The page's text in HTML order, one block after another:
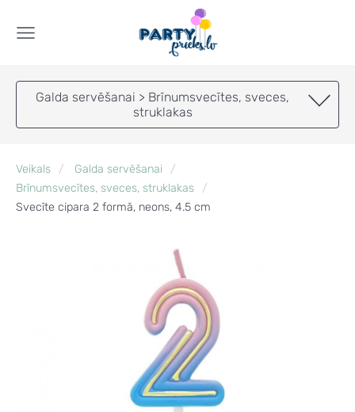
Galda servēšanai > Brīnumsvecītes, sveces,
struklakas
Veikals
Galda servēšanai
Brīnumsvecītes, sveces, struklakas
Svecīte cipara 2 formā, neons, 4.5 cm